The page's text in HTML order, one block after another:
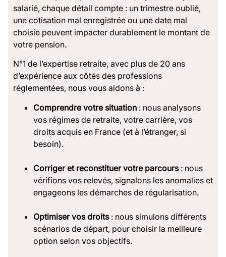
salarié, chaque détail compte : un trimestre oublié,
une cotisation mal enregistrée ou une date mal
choisie peuvent impacter durablement le montant de
votre pension.
N°1 de l’expertise retraite, avec plus de 20 ans
d’expérience aux côtés des professions
réglementées, nous vous aidons à :
Comprendre votre situation : nous analysons
vos régimes de retraite, votre carrière, vos
droits acquis en France (et à l’étranger, si
besoin).
Corriger et reconstituer votre parcours: nous
vérifions vos relevés, signalons les anomalies et
engageons les démarches de régularisation.
Optimiser vos droits: nous simulons différents
scénarios de départ, pour choisir la meilleure
option selon vos objectifs.